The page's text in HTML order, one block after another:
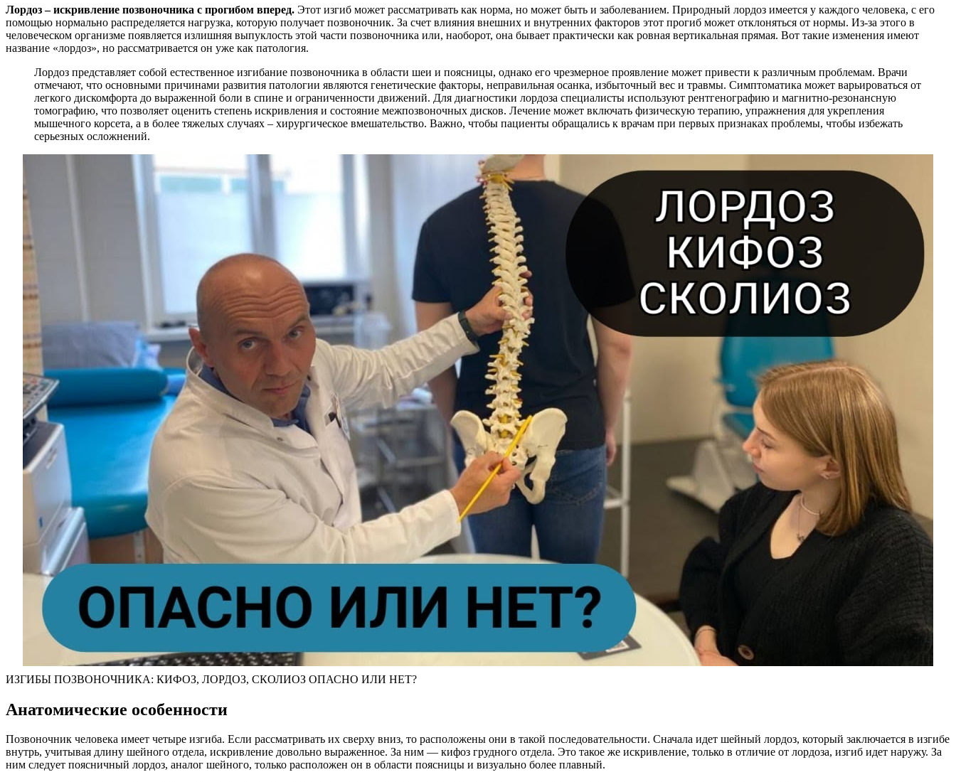
Лордоз – искривление позвоночника с прогибом вперед. Этот изгиб может рассматривать как норма, но может быть и заболеванием. Природный лордоз имеется у каждого человека, с его
помощью нормально распределяется нагрузка, которую получает позвоночник. За счет влияния внешних и внутренних факторов этот прогиб может отклоняться от нормы. Из-за этого в
человеческом организме появляется излишняя выпуклость этой части позвоночника или, наоборот, она бывает практически как ровная вертикальная прямая. Вот такие изменения имеют
название «лордоз», но рассматривается он уже как патология.
Лордоз представляет собой естественное изгибание позвоночника в области шеи и поясницы, однако его чрезмерное проявление может привести к различным проблемам. Врачи
отмечают, что основными причинами развития патологии являются генетические факторы, неправильная осанка, избыточный вес и травмы. Симптоматика может варьироваться от
легкого дискомфорта до выраженной боли в спине и ограниченности движений. Для диагностики лордоза специалисты используют рентгенографию и магнитно-резонансную
томографию, что позволяет оценить степень искривления и состояние межпозвоночных дисков. Лечение может включать физическую терапию, упражнения для укрепления
мышечного корсета, а в более тяжелых случаях – хирургическое вмешательство. Важно, чтобы пациенты обращались к врачам при первых признаках проблемы, чтобы избежать
серьезных осложнений.
ИЗГИБЫ ПОЗВОНОЧНИКА: КИФОЗ, ЛОРДОЗ, СКОЛИОЗ ОПАСНО ИЛИ НЕТ?
Анатомические особенности
Позвоночник человека имеет четыре изгиба. Если рассматривать их сверху вниз, то расположены они в такой последовательности. Сначала идет шейный лордоз, который заключается в изгибе
внутрь, учитывая длину шейного отдела, искривление довольно выраженное. За ним — кифоз грудного отдела. Это такое же искривление, только в отличие от лордоза, изгиб идет наружу. За
ним следует поясничный лордоз, аналог шейного, только расположен он в области поясницы и визуально более плавный.